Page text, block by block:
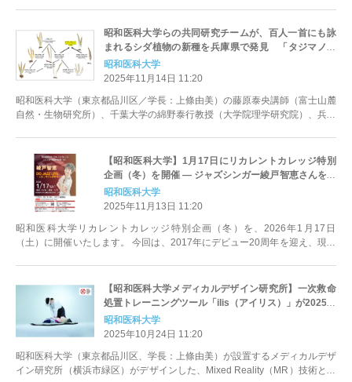
昭和医科大学らの共同研究チームが、百人一首にも詠
まれるシダ植物の新種を兵庫県で発見 「タジマノキ
シノブ」と命名
昭和医科大学
2025年11月14日 11:20
昭和医科大学（東京都品川区／学長：上條由美）の藤原泰央講師（富士山麓
自然・生物研究所）、千葉大学の綿野泰行教授（大学院理学研究院）、兵庫
【昭和医科大学】1月17日にリカレントカレッジ特別
企画（冬）を開催 ― ジャズシンガー綾戸智恵さんをお
招きし、心と身体を元気にするライブをお届けします
―
昭和医科大学
2025年11月13日 11:20
昭和医科大学リカレントカレッジ特別企画（冬）を、2026年1月17日
（土）に開催いたします。 今回は、2017年にデビュー20周年を迎え、現在
【昭和医科大学メディカルデザイン研究所】一次救命
処置トレーニングツール「ilis（アイリス）」が2025年
度グッドデザイン賞を受賞しました！！
昭和医科大学
2025年10月24日 11:20
昭和医科大学（東京都品川区、学長：上條由美）が設置するメディカルデザ
イン研究所（横浜市緑区）がデザインした、Mixed Reality（MR）技術とシ